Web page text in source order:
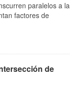
paralelos a la
factores de
de